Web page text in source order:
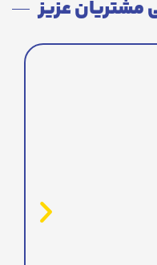
مشتریان عزیز